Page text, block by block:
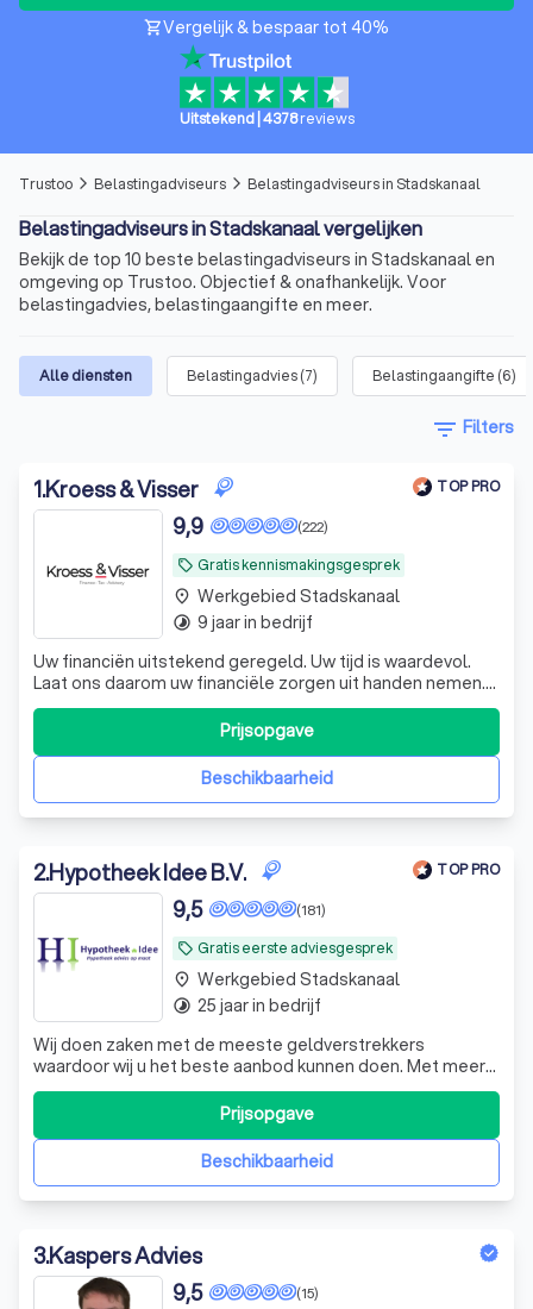
shopping_cartVergelijk & bespaar tot 40%
Uitstekend| 4378 reviews
Trustoo arrow_forward_ios Belastingadviseurs arrow_forward_ios Belastingadviseurs in Stadskanaal
Belastingadviseurs in Stadskanaal vergelijken
Bekijk de top 10 beste belastingadviseurs in Stadskanaal en
omgeving op Trustoo. Objectief & onafhankelijk. Voor
belastingadvies, belastingaangifte en meer.
Alle diensten Belastingadvies(7) Belastingaangifte (6)
filter_list Filters
1.Kroess & Visser TOP PRO
local_offer Gratis kennismakingsgesprek
(222)
9,9
Uw financiën uitstekend geregeld. Uw tijd is waardevol.
Laat ons daarom uw financiële zorgen uit handen nemen.
De experts van KroessVisser beheren al uw financiële
processen van A tot Z, zodat u met een gerust hart kunt
ondernemen. KroessVisser | Finance - Tax - Advisory ☎️
Plan een GRATIS ADVIESBeschikbaarheid
Prijsopgave
place Werkgebied Stadskanaal
timelapse 9 jaar in bedrijf
2.Hypotheek Idee B.V. TOP PRO
local_offer Gratis eerste adviesgesprek
(181)
9,5
Wij doen zaken met de meeste geldverstrekkers
waardoor wij u het beste aanbod kunnen doen. Met meer
dan 15 jaar ervaring bieden wij altijd een betrouwbaar
advies en een totaalpakket aan oplossingen.
Beschikbaarheid
Prijsopgave
place Werkgebied Stadskanaal
timelapse 25 jaar in bedrijf
3.Kaspers Advies
(15)
9,5